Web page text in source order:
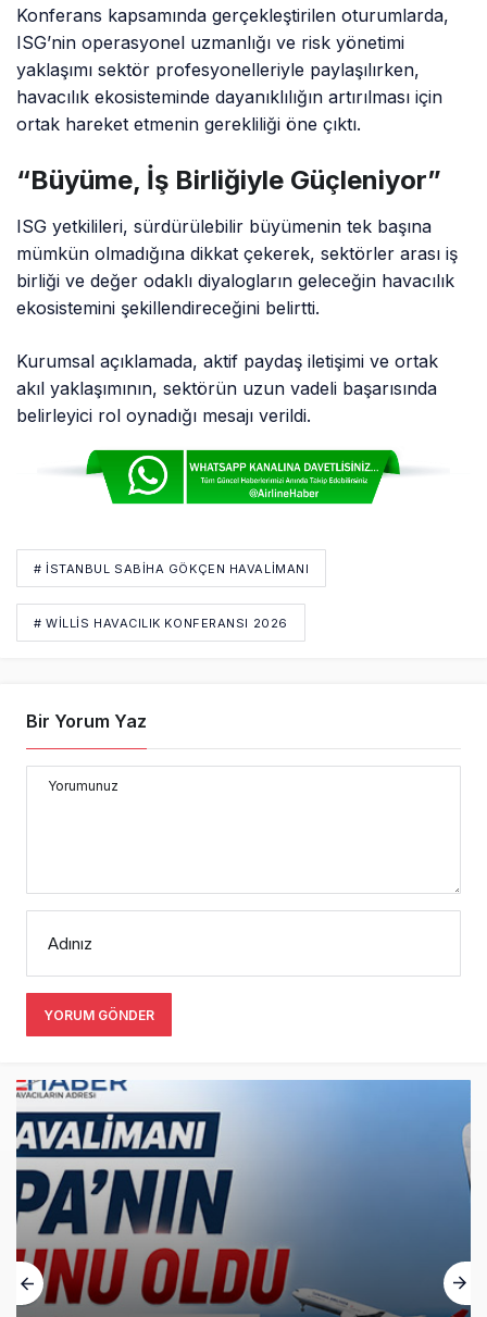
Konferans kapsamında gerçekleştirilen oturumlarda,
ISG’nin operasyonel uzmanlığı ve risk yönetimi
yaklaşımı sektör profesyonelleriyle paylaşılırken,
havacılık ekosisteminde dayanıklılığın artırılması için
ortak hareket etmenin gerekliliği öne çıktı.
“Büyüme, İş Birliğiyle Güçleniyor”
ISG yetkilileri, sürdürülebilir büyümenin tek başına
mümkün olmadığına dikkat çekerek, sektörler arası iş
birliği ve değer odaklı diyalogların geleceğin havacılık
ekosistemini şekillendireceğini belirtti.
Kurumsal açıklamada, aktif paydaş iletişimi ve ortak
akıl yaklaşımının, sektörün uzun vadeli başarısında
belirleyici rol oynadığı mesajı verildi.
# İSTANBUL SABIHA GÖKÇEN HAVALIMANI
# WILLIS HAVACILIK KONFERANSI 2026
Bir Yorum Yaz
Yorumunuz
Adınız
YORUM GÖNDER